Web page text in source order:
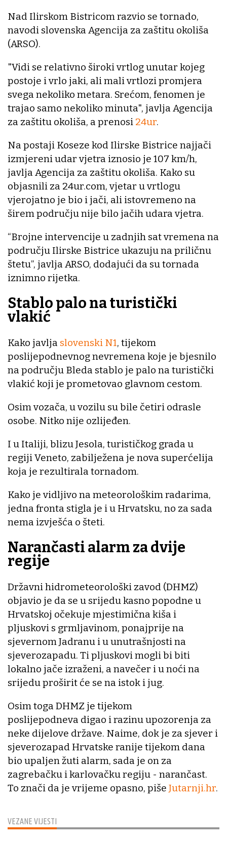
VEZANE VIJESTI
Nad Ilirskom Bistricom razvio se tornado,
navodi slovenska Agencija za zaštitu okoliša
(ARSO).
"Vidi se relativno široki vrtlog unutar kojeg
postoje i vrlo jaki, ali mali vrtlozi promjera
svega nekoliko metara. Srećom, fenomen je
trajao samo nekoliko minuta", javlja Agencija
za zaštitu okoliša, a prenosi 24ur.
Na postaji Koseze kod Ilirske Bistrice najjači
izmjereni udar vjetra iznosio je 107 km/h,
javlja Agencija za zaštitu okoliša. Kako su
objasnili za 24ur.com, vjetar u vrtlogu
vjerojatno je bio i jači, ali istovremeno na
širem području nije bilo jačih udara vjetra.
“Brojne intervencije u zadnjih sat vremena na
području Ilirske Bistrice ukazuju na priličnu
štetu”, javlja ARSO, dodajući da su tornada
iznimno rijetka.
Stablo palo na turistički
vlakić
Kako javlja slovenski N1, tijekom
poslijepodnevnog nevremena koje je bjesnilo
na području Bleda stablo je palo na turistički
vlakić koji je prometovao glavnom cestom.
Osim vozača, u vozilu su bile četiri odrasle
osobe. Nitko nije ozlijeđen.
I u Italiji, blizu Jesola, turističkog grada u
regiji Veneto, zabilježena je nova superćelija
koja je rezultirala tornadom.
Kako je vidljivo na meteorološkim radarima,
jedna fronta stigla je i u Hrvatsku, no za sada
nema izvješća o šteti.
Narančasti alarm za dvije
regije
Državni hidrometeorološki zavod (DHMZ)
objavio je da se u srijedu kasno popodne u
Hrvatskoj očekuje mjestimična kiša i
pljuskovi s grmljavinom, ponajprije na
sjevernom Jadranu i u unutrašnjosti na
sjeverozapadu. Ti pljuskovi mogli bi biti
lokalno jače izraženi, a navečer i u noći na
srijedu proširit će se na istok i jug.
Osim toga DHMZ je tijekom
poslijepodneva digao i razinu upozorenja za
neke dijelove države. Naime, dok je za sjever i
sjeverozapad Hrvatske ranije tijekom dana
bio upaljen žuti alarm, sada je on za
zagrebačku i karlovačku regiju - narančast.
To znači da je vrijeme opasno, piše Jutarnji.hr.